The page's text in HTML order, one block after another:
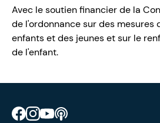
Avec le soutien financier de la
de l'ordonnance sur des mesures
enfants et des jeunes et sur le
de l'enfant.
Retrouve CIAO sur Facebook
Retrouve CIAO sur Instagram
Retrouve CIAO sur